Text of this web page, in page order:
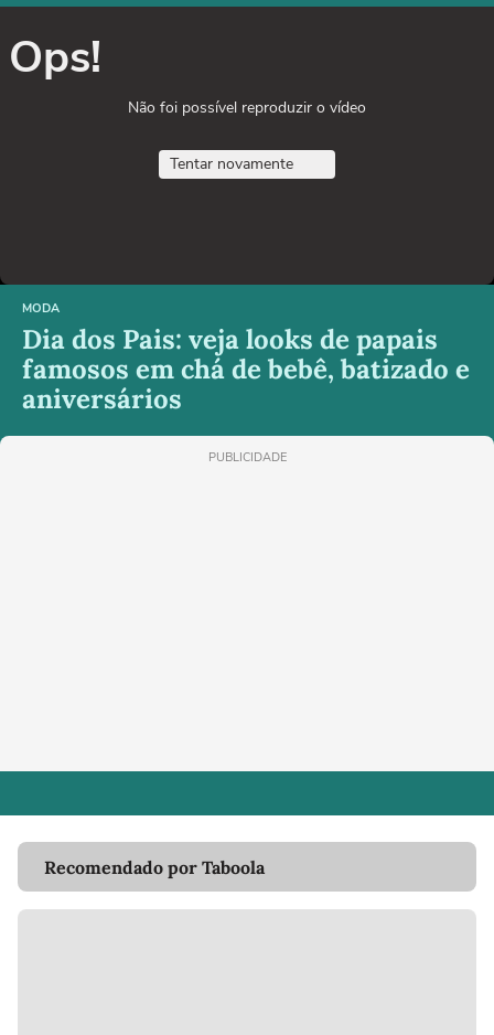
Ops!
Não foi possível reproduzir o vídeo
Tentar novamente
MODA
Dia dos Pais: veja looks de papais
famosos em chá de bebê, batizado e
aniversários
PUBLICIDADE
Recomendado por Taboola